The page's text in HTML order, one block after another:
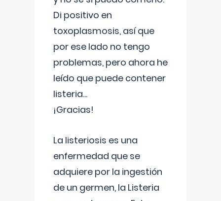
Di positivo en
toxoplasmosis, así que
por ese lado no tengo
problemas, pero ahora he
leído que puede contener
listeria...
¡Gracias!
La listeriosis es una
enfermedad que se
adquiere por la ingestión
de un germen, la Listeria